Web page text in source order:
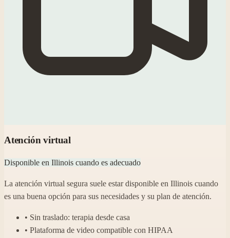
Atención virtual
Disponible en Illinois cuando es adecuado
La atención virtual segura suele estar disponible en Illinois cuando
es una buena opción para sus necesidades y su plan de atención.
• Sin traslado: terapia desde casa
• Plataforma de video compatible con HIPAA